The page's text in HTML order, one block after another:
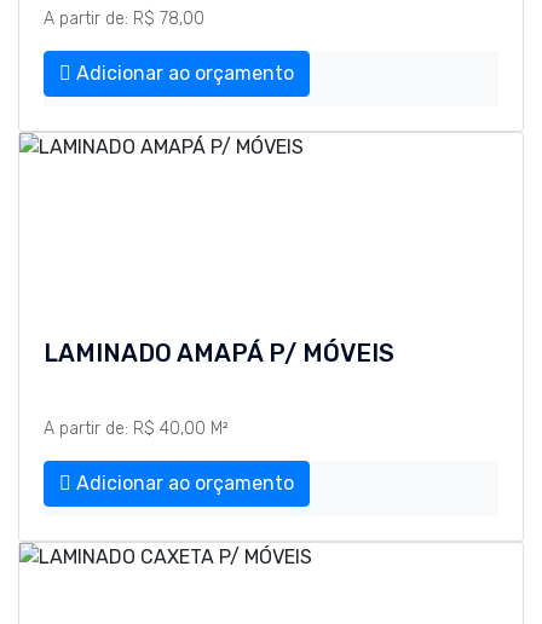
A partir de: R$ 78,00
Adicionar ao orçamento
LAMINADO AMAPÁ P/ MÓVEIS
A partir de: R$ 40,00 M²
Adicionar ao orçamento